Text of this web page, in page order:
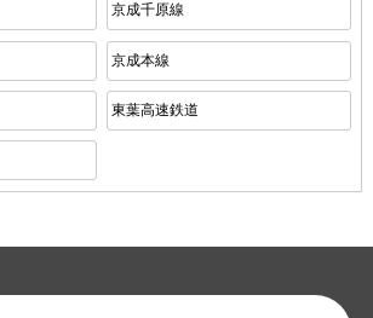
京成千原線
京成本線
東葉高速鉄道